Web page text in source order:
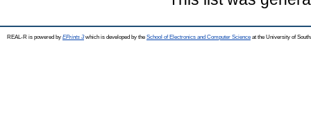
REAL-R is powered by EPrints 3which is developed by the School of Electronics and Computer Science at the University of